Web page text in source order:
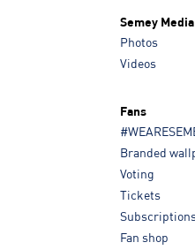
Semey Media
Photos
Videos
Fans
Branded
Voting
Tickets
Fan shop